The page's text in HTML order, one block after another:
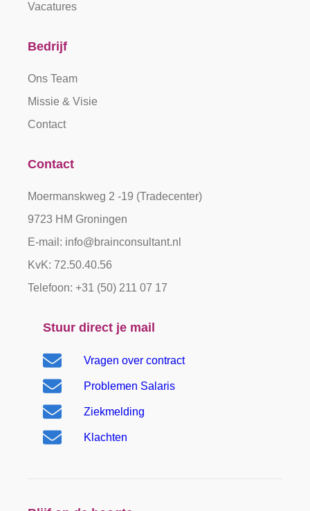
Vacatures
Bedrijf
Ons Team
Missie & Visie
Contact
Contact
Moermanskweg 2 -19 (Tradecenter)
9723 HM Groningen
E-mail: info@brainconsultant.nl
KvK: 72.50.40.56
Telefoon: +31 (50) 211 07 17
Stuur direct je mail
Vragen over contract
Problemen Salaris
Ziekmelding
Klachten